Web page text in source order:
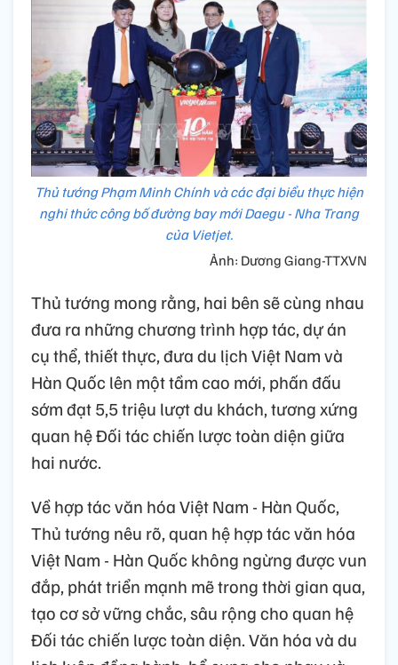
Thủ tướng Phạm Minh Chính và các đại biểu thực hiện
nghi thức công bố đường bay mới Daegu - Nha Trang
của Vietjet.
Ảnh: Dương Giang-TTXVN
Thủ tướng mong rằng, hai bên sẽ cùng nhau
đưa ra những chương trình hợp tác, dự án
cụ thể, thiết thực, đưa du lịch Việt Nam và
Hàn Quốc lên một tầm cao mới, phấn đấu
sớm đạt 5,5 triệu lượt du khách, tương xứng
quan hệ Đối tác chiến lược toàn diện giữa
hai nước.
Về hợp tác văn hóa Việt Nam - Hàn Quốc,
Thủ tướng nêu rõ, quan hệ hợp tác văn hóa
Việt Nam - Hàn Quốc không ngừng được vun
đắp, phát triển mạnh mẽ trong thời gian qua,
tạo cơ sở vững chắc, sâu rộng cho quan hệ
Đối tác chiến lược toàn diện. Văn hóa và du